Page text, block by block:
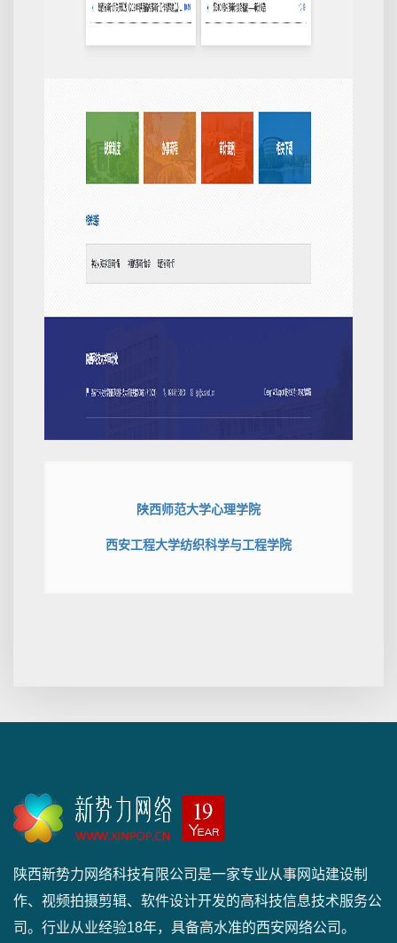
陕西师范大学心理学院
西安工程大学纺织科学与工程学院
陕西新势力网络科技有限公司是一家专业从事网站建设制
作、视频拍摄剪辑、软件设计开发的高科技信息技术服务公
司。行业从业经验18年，具备高水准的西安网络公司。